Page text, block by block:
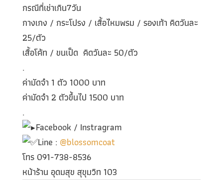
กรณีที่เช่าเกิน7วัน
กางเกง / กระโปรง / เสื้อไหมพรม / รองเท้า คิดวันละ
25/ตัว
เสื้อโค้ท / ขนเป็ด คิดวันละ 50/ตัว
.
ค่ามัดจำ 1 ตัว 1000 บาท
ค่ามัดจำ 2 ตัวขึ้นไป 1500 บาท
.
Facebook / Instragram
Line : @blossomcoat
โทร 091-738-8536
หน้าร้าน อุดมสุข สุขุมวิท 103